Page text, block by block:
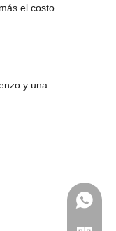
el costo
y una